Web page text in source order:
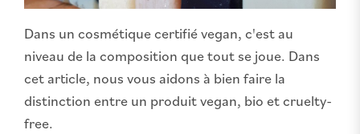
Dans un cosmétique certifié vegan, c'est au
niveau de la composition que tout se joue. Dans
cet article, nous vous aidons à bien faire la
distinction entre un produit vegan, bio et cruelty-
free.